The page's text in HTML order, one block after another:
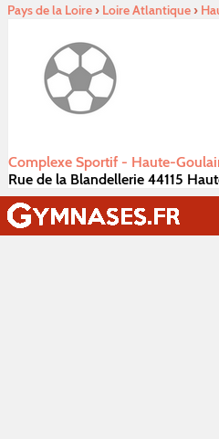
Pays de la Loire› Loire Atlantique›
Complexe Sportif - Haute-
Rue de la Blandellerie 44115